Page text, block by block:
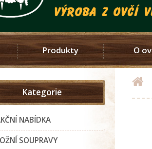
výroba z ovčí
Produkty O
Kategorie
NABÍDKA
SOUPRAVY